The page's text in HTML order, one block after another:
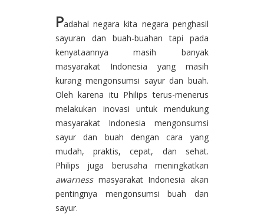
Padahal negara kita negara penghasil
sayuran dan buah-buahan tapi pada
kenyataannya masih banyak
masyarakat Indonesia yang masih
kurang mengonsumsi sayur dan buah.
Oleh karena itu Philips terus-menerus
melakukan inovasi untuk mendukung
masyarakat Indonesia mengonsumsi
sayur dan buah dengan cara yang
mudah, praktis, cepat, dan sehat.
Philips juga berusaha meningkatkan
awarness masyarakat Indonesia akan
pentingnya mengonsumsi buah dan
sayur.